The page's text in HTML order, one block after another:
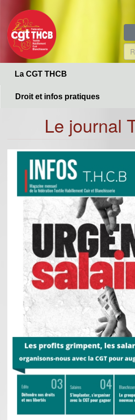
contenu
principal
La CGT THCB
Droit et infos pratiques
Le journal